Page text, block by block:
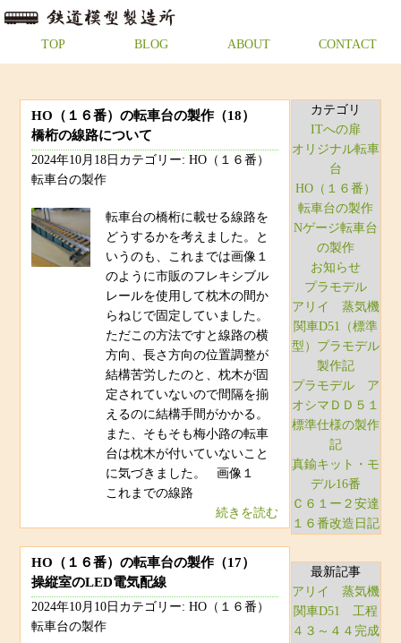
TOP BLOG ABOUT CONTACT
HO（１６番）の転車台の製作（18）
橋桁の線路について
2024年10月18日カテゴリー: HO（１６番）
転車台の製作
転車台の橋桁に載せる線路を
どうするかを考えました。と
いうのも、これまでは画像１
のように市販のフレキシブル
レールを使用して枕木の間か
らねじで固定していました。
ただこの方法ですと線路の横
方向、長さ方向の位置調整が
結構苦労したのと、枕木が固
定されていないので間隔を揃
えるのに結構手間がかかる。
また、そもそも梅小路の転車
台は枕木が付いていないこと
に気づきました。 画像１
これまでの線路
続きを読む
HO（１６番）の転車台の製作（17）
操縦室のLED電気配線
2024年10月10日カテゴリー: HO（１６番）
転車台の製作
カテゴリ
ITへの扉
オリジナル転車
台
HO（１６番）
転車台の製作
Nゲージ転車台
の製作
お知らせ
プラモデル
アリイ 蒸気機
関車D51（標準
型）プラモデル
製作記
プラモデル ア
オシマＤＤ５１
標準仕様の製作
記
真鍮キット・モ
デル16番
Ｃ６１ー２安達
１６番改造日記
最新記事
アリイ 蒸気機
関車D51 工程
４３～４４完成